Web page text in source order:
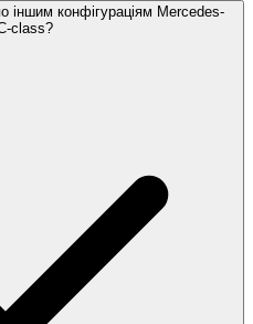
іншим конфігураціям Mercedes-
class?